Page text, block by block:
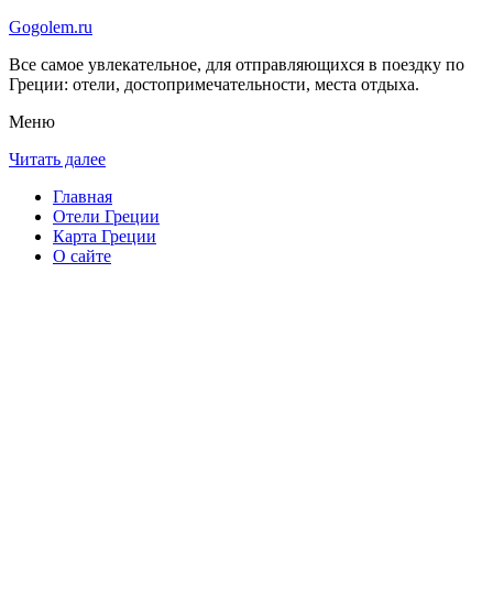
Gogolem.ru
Все самое увлекательное, для отправляющихся в поездку по
Греции: отели, достопримечательности, места отдыха.
Меню
Читать далее
Главная
Отели Греции
Карта Греции
О сайте